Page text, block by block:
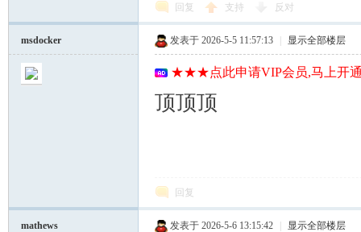
回复 支持 反对
msdocker 发表于 2026-5-5 11:57:13 显示全部楼层
★★★点此申请VIP会员,马上开
顶顶顶
回复
mathews 发表于 2026-5-6 13:15:42 显示全部楼层